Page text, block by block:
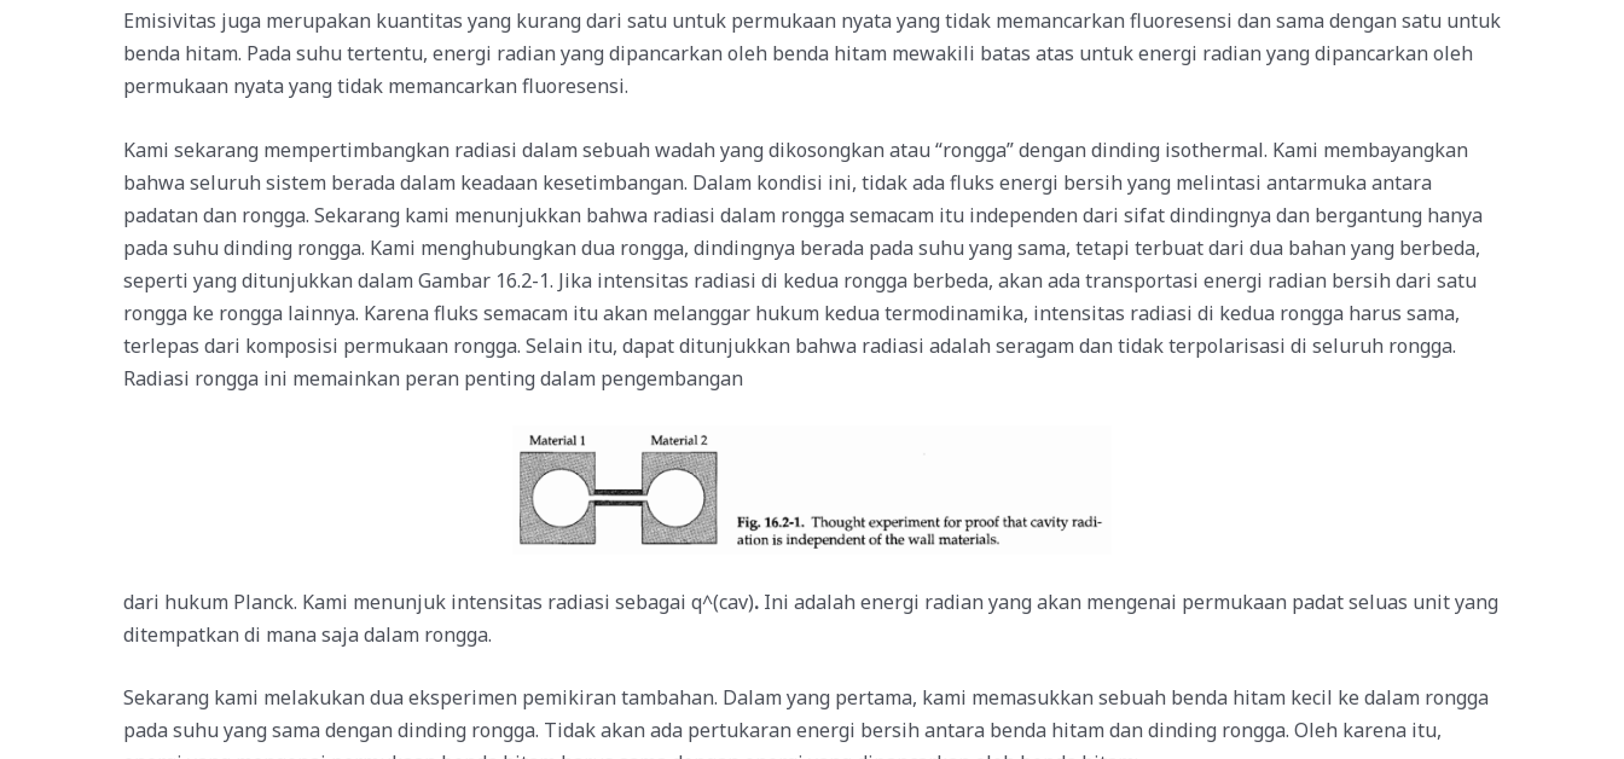
Emisivitas juga merupakan kuantitas yang kurang dari satu untuk permukaan nyata yang tidak memancarkan fluoresensi dan sama dengan satu untuk
benda hitam. Pada suhu tertentu, energi radian yang dipancarkan oleh benda hitam mewakili batas atas untuk energi radian yang dipancarkan oleh
permukaan nyata yang tidak memancarkan fluoresensi.
Kami sekarang mempertimbangkan radiasi dalam sebuah wadah yang dikosongkan atau “rongga” dengan dinding isothermal. Kami membayangkan
bahwa seluruh sistem berada dalam keadaan kesetimbangan. Dalam kondisi ini, tidak ada fluks energi bersih yang melintasi antarmuka antara
padatan dan rongga. Sekarang kami menunjukkan bahwa radiasi dalam rongga semacam itu independen dari sifat dindingnya dan bergantung hanya
pada suhu dinding rongga. Kami menghubungkan dua rongga, dindingnya berada pada suhu yang sama, tetapi terbuat dari dua bahan yang berbeda,
seperti yang ditunjukkan dalam Gambar 16.2-1. Jika intensitas radiasi di kedua rongga berbeda, akan ada transportasi energi radian bersih dari satu
rongga ke rongga lainnya. Karena fluks semacam itu akan melanggar hukum kedua termodinamika, intensitas radiasi di kedua rongga harus sama,
terlepas dari komposisi permukaan rongga. Selain itu, dapat ditunjukkan bahwa radiasi adalah seragam dan tidak terpolarisasi di seluruh rongga.
Radiasi rongga ini memainkan peran penting dalam pengembangan
dari hukum Planck. Kami menunjuk intensitas radiasi sebagai q^(cav). Ini adalah energi radian yang akan mengenai permukaan padat seluas unit yang
ditempatkan di mana saja dalam rongga.
Sekarang kami melakukan dua eksperimen pemikiran tambahan. Dalam yang pertama, kami memasukkan sebuah benda hitam kecil ke dalam rongga
pada suhu yang sama dengan dinding rongga. Tidak akan ada pertukaran energi bersih antara benda hitam dan dinding rongga. Oleh karena itu,